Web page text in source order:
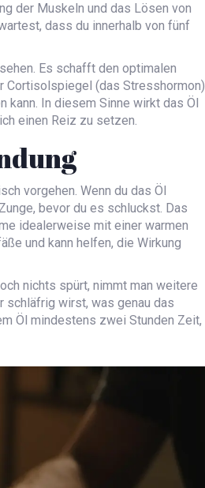
der Muskeln und das Lösen von
dass du innerhalb von fünf
Es schafft den optimalen
Cortisolspiegel (das Stresshormon)
kann. In diesem Sinne wirkt das Öl
einen Reiz zu setzen.
vorgehen. Wenn du das Öl
bevor du es schluckst. Das
idealerweise mit einer warmen
und kann helfen, die Wirkung
nichts spürt, nimmt man weitere
schläfrig wirst, was genau das
Öl mindestens zwei Stunden Zeit,